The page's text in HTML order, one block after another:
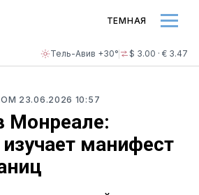
Тель-Авив +30° $ 3.00 · € 3.47
ТЕМНАЯ
23.06.2026 10:57
Монреале:
манифест